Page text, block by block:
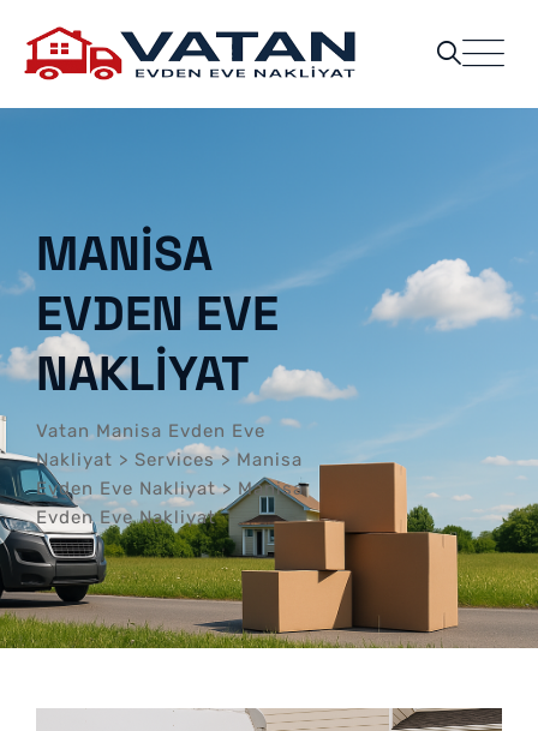
MANISA
EVDEN EVE
NAKLIYAT
Vatan Manisa Evden Eve
Nakliyat > Services> Manisa
Evden Eve Nakliyat> Manisa
Evden Eve Nakliyat